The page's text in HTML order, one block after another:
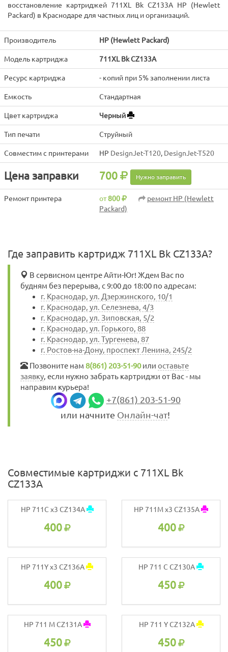
восстановление картриджей 711XL Bk CZ133A HP (Hewlett
Packard) в Краснодаре для частных лиц и организаций.
Производитель HP (Hewlett Packard)
Модель картриджа 711XL Bk CZ133A
Ресурс картриджа - копий при 5% заполнении листа
Емкость Стандартная
Цвет картриджа Черный
Тип печати Струйный
Совместим с принтерами HP DesignJet-T120, DesignJet-T520
Цена заправки 700 Нужно заправить
Ремонт принтера от800
ремонт HP (Hewlett
Packard)
Где заправить картридж 711XL Bk CZ133A?
В сервисном центре Айти-Юг! Ждем Вас по
будням без перерыва, с 9:00 до 18:00 по адресам:
г. Краснодар, ул. Дзержинского, 10/1
г. Краснодар, ул. Селезнева, 4/3
г. Краснодар, ул. Зиповская, 5/2
г. Краснодар, ул. Горького, 88
г. Краснодар, ул. Тургенева, 87
г. Ростов-на-Дону, проспект Ленина, 245/2
Позвоните нам 8(861) 203-51-90или оставьте
заявку, если нужно забрать картриджи от Вас - мы
направим курьера!
+7(861) 203-51-90
или начните Онлайн-чат!
Совместимые картриджи с 711XL Bk
CZ133A
HP 711C x3 CZ134A
400
HP 711M x3 CZ135A
400
HP 711Y x3 CZ136A
400
HP 711 C CZ130A
450
HP 711 M CZ131A
450
HP 711 Y CZ132A
450